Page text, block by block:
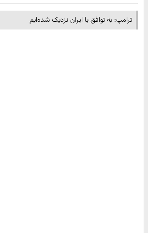
ترامپ: به توافق با ایران نزدیک شده‌ایم